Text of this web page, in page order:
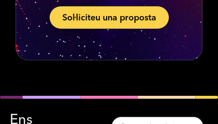
Sol·liciteu una proposta
Ens